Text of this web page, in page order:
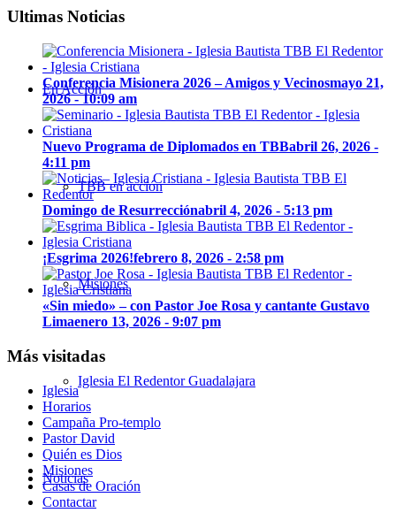
En Acción
TBB en acción
Misiones
Iglesia El Redentor Guadalajara
Noticias
Ultimas Noticias
Conferencia Misionera 2026 – Amigos y Vecinosmayo 21,
2026 - 10:09 am
Nuevo Programa de Diplomados en TBBabril 26, 2026 -
4:11 pm
Domingo de Resurrecciónabril 4, 2026 - 5:13 pm
¡Esgrima 2026!febrero 8, 2026 - 2:58 pm
«Sin miedo» – con Pastor Joe Rosa y cantante Gustavo
Limaenero 13, 2026 - 9:07 pm
Más visitadas
Iglesia
Horarios
Campaña Pro-templo
Pastor David
Quién es Dios
Misiones
Casas de Oración
Contactar